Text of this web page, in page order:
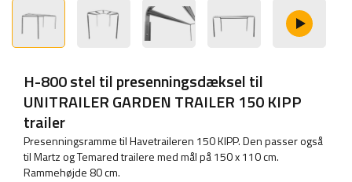
H-800 stel til presenningsdæksel til
UNITRAILER GARDEN TRAILER 150 KIPP
trailer
Presenningsramme til Havetraileren 150 KIPP. Den passer også
til Martz og Temared trailere med mål på 150 x 110 cm.
Rammehøjde 80 cm.